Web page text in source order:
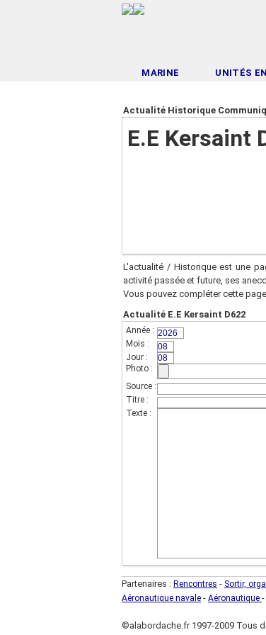
MARINE UNITÉS
Actualité Historique
E.E Kersaint
L'actualité / Historique est une
activité passée et future, ses
Vous pouvez compléter cette
Actualité E.E Kersaint D622
Année :
Mois :
Jour :
Photo :
Source :
Titre :
Texte :
Partenaires : Rencontres - Sortir,
Aéronautique navale - Aéronautique -
©alabordache.fr 1997-2009 Tous